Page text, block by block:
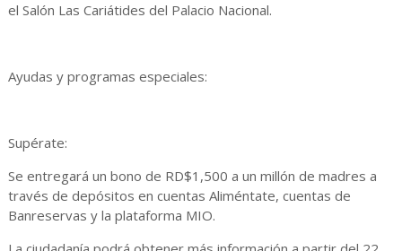
el Salón Las Cariátides del Palacio Nacional.
Ayudas y programas especiales:
Supérate:
Se entregará un bono de RD$1,500 a un millón de madres a
través de depósitos en cuentas Aliméntate, cuentas de
Banreservas y la plataforma MIO.